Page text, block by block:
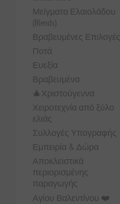
Μείγματα Ελαιολάδου
(Blends)
Βραβευμένες Επιλογές
Ποτά
Ευεξία
Βραβευμένα
🎄Χριστούγεννα
Χειροτεχνία από ξύλο
ελιάς
Συλλογές Υπογραφής
Εμπειρία & Δώρα
Αποκλειστικά
περιορισμένης
παραγωγής
Αγίου Βαλεντίνου ❤️